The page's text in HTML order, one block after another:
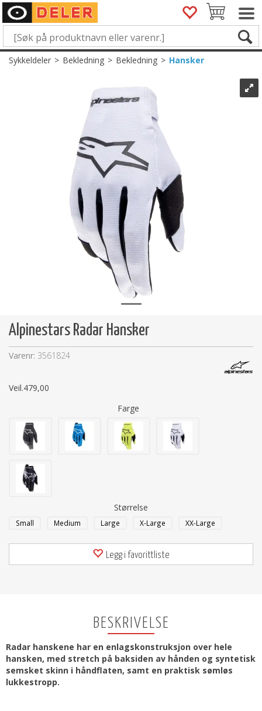
Sykkeldeler>Bekledning>Bekledning>Hansker
Alpinestars Radar Hansker
Varenr: 3561824
Veil.479,00
Farge
Størrelse
Small Medium Large X-Large XX-Large
Legg i favorittliste
BESKRIVELSE
Radar hanskene har en enlagskonstruksjon over hele
hansken, med stretch på baksiden av hånden og syntetisk
semsket skinn i håndflaten, samt en praktisk sømløs
lukkestropp.